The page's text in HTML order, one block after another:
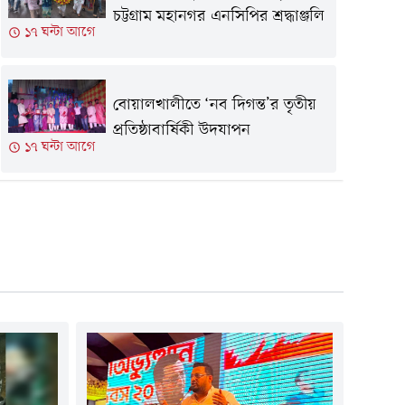
১৭ ঘন্টা আগে
চট্টগ্রাম মহানগর এনসিপির শ্রদ্ধাঞ্জলি
১৭ ঘন্টা আগে
বোয়ালখালীতে ‘নব দিগন্ত’র তৃতীয়
প্রতিষ্ঠাবার্ষিকী উদযাপন